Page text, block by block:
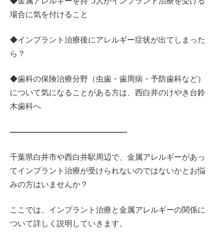
場合に気を付けること
◆インプラント治療後にアレルギー症状が出てしまった
ら？
◆歯科の保険治療分野（虫歯・歯周病・予防歯科など）
について気になることがある方は、西白井のけやき台鈴
木歯科へ
———————————————
千葉県白井市や西白井駅周辺で、金属アレルギーがあっ
てインプラント治療が受けられないのではないかとお悩
みの方はいませんか？
ここでは、インプラント治療と金属アレルギーの関係に
ついて詳しく説明していきます。